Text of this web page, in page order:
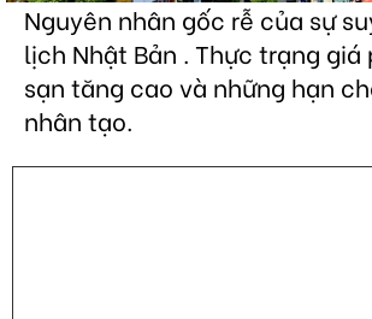
Nguyên nhân gốc rễ của sự
lịch Nhật Bản . Thực trạng giá
sạn tăng cao và những hạn
nhân tạo.